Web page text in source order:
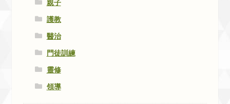
親子
護教
醫治
門徒訓練
靈修
領導